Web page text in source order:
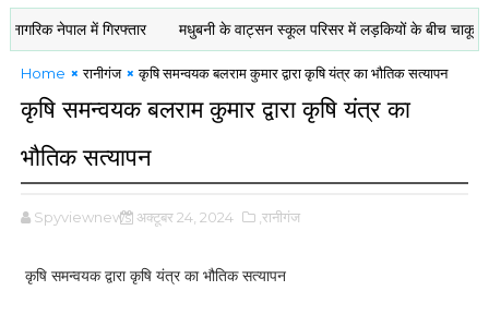
नेपाल में गिरफ्तार मधुबनी के वाट्सन स्कूल परिसर में लड़कियों के बीच चाकूबाज़ी :
Home रानीगंज कृषि समन्वयक बलराम कुमार द्वारा कृषि यंत्र का भौतिक सत्यापन
कृषि समन्वयक बलराम कुमार द्वारा कृषि यंत्र का
भौतिक सत्यापन
Spyviewnews अक्टूबर 24, 2024 ,रानीगंज
कृषि समन्वयक द्वारा कृषि यंत्र का भौतिक सत्यापन